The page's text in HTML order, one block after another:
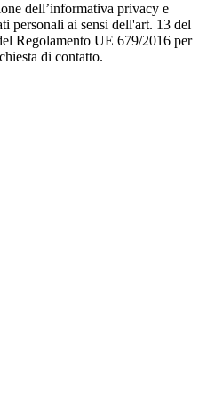
dell’informativa privacy e
personali ai sensi dell'art. 13 del
Regolamento UE 679/2016 per
di contatto.